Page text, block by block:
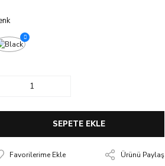
SEPETE EKLE
Ürünü Paylaş